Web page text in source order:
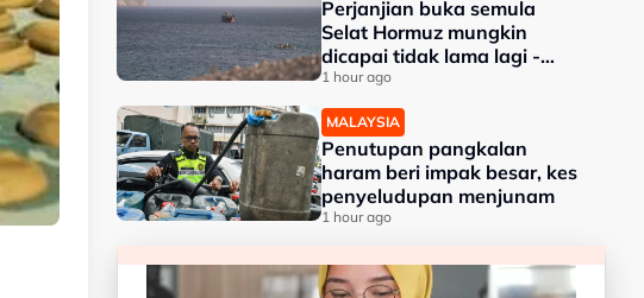
Perjanjian buka semula
Selat Hormuz mungkin
dicapai tidak lama lagi -
Trump
1 hour ago
MALAYSIA
Penutupan pangkalan
haram beri impak besar, kes
penyeludupan menjunam
1 hour ago